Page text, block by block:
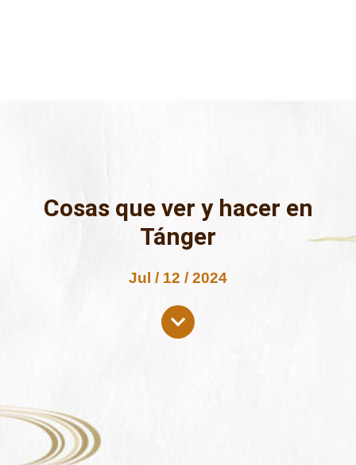
Cosas que ver y hacer en
Tánger
Jul / 12 / 2024